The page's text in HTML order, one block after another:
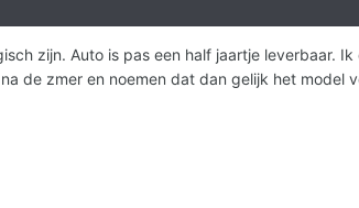
zijn. Auto is pas een half jaartje leverbaar.
de zmer en noemen dat dan gelijk het model